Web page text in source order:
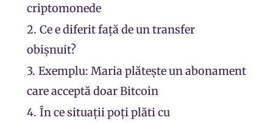
criptomonede
2. Ce e diferit față de un transfer
obișnuit?
3. Exemplu: Maria plătește un abonament
care acceptă doar Bitcoin
4. În ce situații poți plăti cu